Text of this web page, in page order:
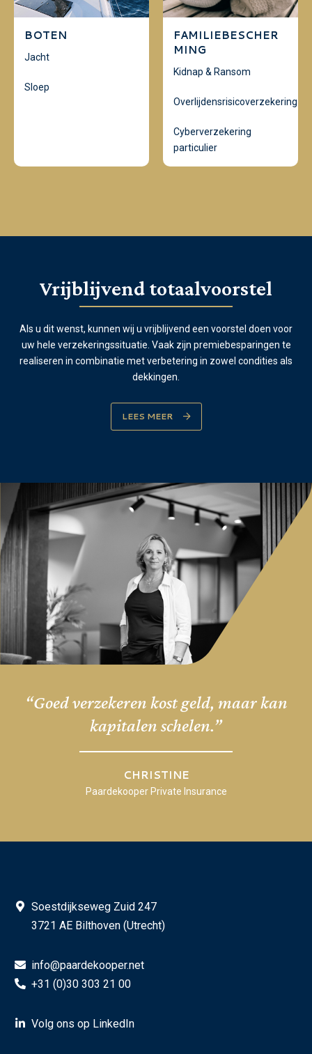
BOTEN
Jacht
Sloep
FAMILIEBESCHER
MING
Kidnap & Ransom
Overlijdensrisicoverzekering
Cyberverzekering
particulier
Vrijblijvend totaalvoorstel
Als u dit wenst, kunnen wij u vrijblijvend een voorstel doen voor
uw hele verzekeringssituatie. Vaak zijn premiebesparingen te
realiseren in combinatie met verbetering in zowel condities als
dekkingen.
LEES MEER
“Goed verzekeren kost geld, maar kan
kapitalen schelen.”
CHRISTINE
Paardekooper Private Insurance
Soestdijkseweg Zuid 247
3721 AE Bilthoven (Utrecht)
info@paardekooper.net
+31 (0)30 303 21 00
Volg ons op LinkedIn